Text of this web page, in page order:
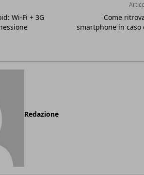
Wi-Fi + 3G
Come
smartphone in
Redazione